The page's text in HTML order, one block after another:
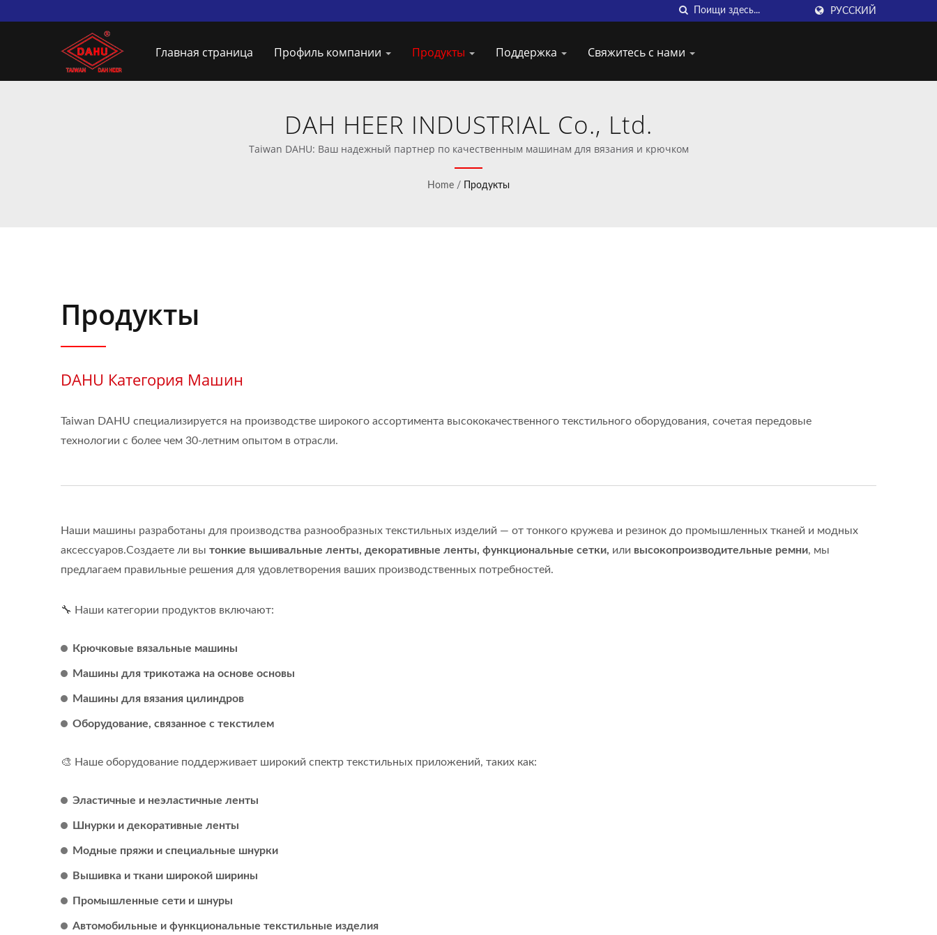
РУССКИЙ
Главная страница Профиль компании Продукты Поддержка Свяжитесь с нами
DAH HEER INDUSTRIAL Co., Ltd.
Taiwan DAHU: Ваш надежный партнер по качественным машинам для вязания и крючком
Home / Продукты
Продукты
DAHU Категория Машин
Taiwan DAHU специализируется на производстве широкого ассортимента высококачественного текстильного оборудования, сочетая передовые
технологии с более чем 30-летним опытом в отрасли.
Наши машины разработаны для производства разнообразных текстильных изделий — от тонкого кружева и резинок до промышленных тканей и модных
аксессуаров.Создаете ли вы тонкие вышивальные ленты, декоративные ленты, функциональные сетки, или высокопроизводительные ремни, мы
предлагаем правильные решения для удовлетворения ваших производственных потребностей.
🔧 Наши категории продуктов включают:
Крючковые вязальные машины
Машины для трикотажа на основе основы
Машины для вязания цилиндров
Оборудование, связанное с текстилем
🎨 Наше оборудование поддерживает широкий спектр текстильных приложений, таких как:
Эластичные и неэластичные ленты
Шнурки и декоративные ленты
Модные пряжи и специальные шнурки
Вышивка и ткани широкой ширины
Промышленные сети и шнуры
Автомобильные и функциональные текстильные изделия